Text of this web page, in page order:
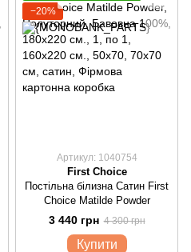
−20%
Артикул: 1040754
First Choice
Постільна білизна Сатин First
Choice Matilde Powder
3 440 грн 4 300 грн
Купити